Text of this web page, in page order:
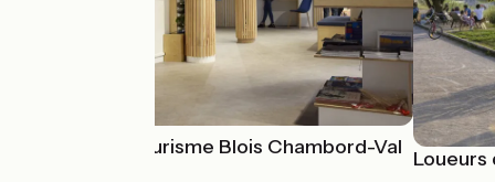
Office de Tourisme Blois Chambord-Val
Loueurs